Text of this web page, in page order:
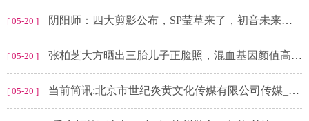
[ 05-20 ] 阴阳师：四大剪影公布，SP莹草来了，初音未来联动，宠物玩法升级_世界快播
[ 05-20 ] 张柏芝大方晒出三胎儿子正脸照，混血基因颜值高，引起网友热议-当前速看
[ 05-20 ] 当前简讯:北京市世纪炎黄文化传媒有限公司传媒_北京市世纪炎黄文化传媒有限公司